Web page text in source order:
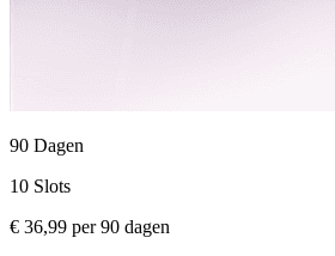
90 Dagen
10 Slots
€ 36,99 per90 dagen